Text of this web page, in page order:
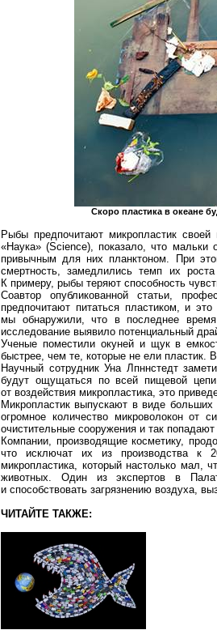
Скоро пластика в океане
Рыбы предпочитают микропластик своей
«Наука» (Science), показало, что мальки
привычным для них планктоном. При
смертность, замедлились темп их
К примеру, рыбы теряют способность
Соавтор опубликованной статьи,
предпочитают питаться пластиком, и
мы обнаружили, что в последнее
исследование выявило потенциальный
Ученые поместили окуней и щук в
быстрее, чем те, которые не ели пластик.
Научный сотрудникУна Лпннстедт
будут ощущаться по всей пищевой
от воздействия микропластика, это
Микропластик выпускают в виде больших
огромное количество микроволоконот
очистительные сооружения и так
Компании, производящие косметику,
что исключат их из производства к
микропластика, который настолько мал,
животных. Один из экспертов в
и способствовать загрязнению воздуха,
ЧИТАЙТЕ ТАКЖЕ: